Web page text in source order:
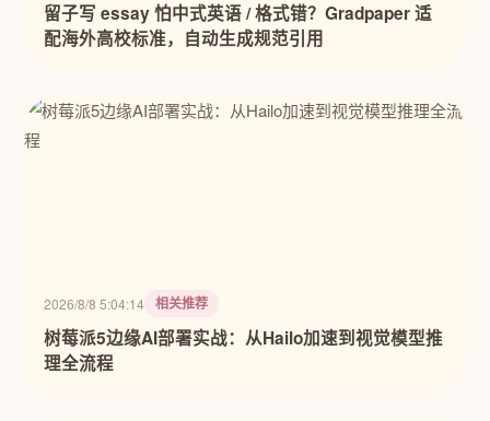
留子写 essay 怕中式英语 / 格式错？Gradpaper 适
配海外高校标准，自动生成规范引用
2026/8/8 5:04:14 相关推荐
树莓派5边缘AI部署实战：从Hailo加速到视觉模型推
理全流程